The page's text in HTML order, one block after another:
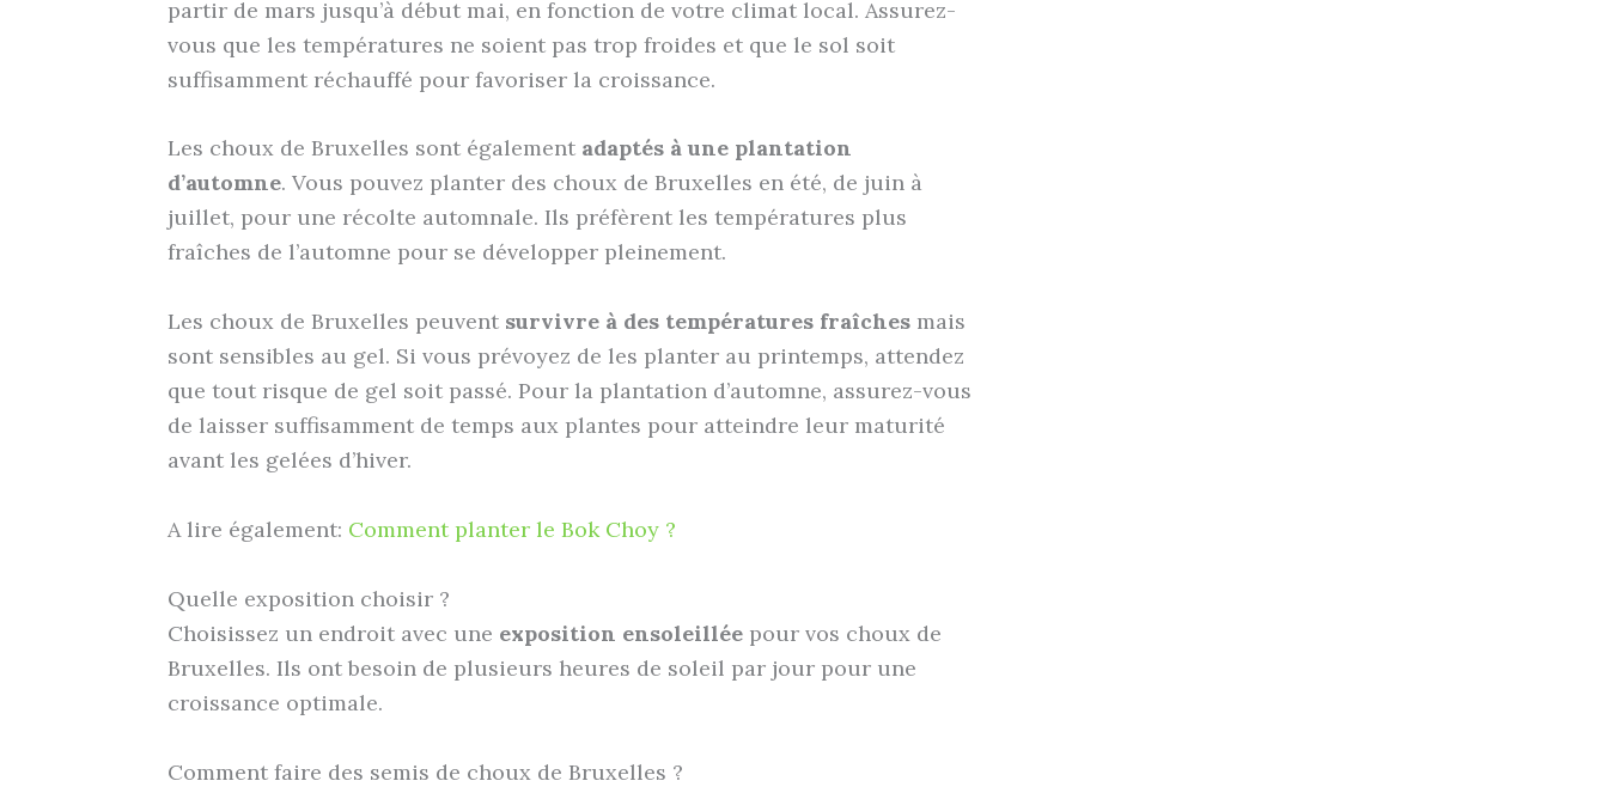
partir de mars jusqu’à début mai, en fonction de votre climat local. Assurez-
vous que les températures ne soient pas trop froides et que le sol soit
suffisamment réchauffé pour favoriser la croissance.
Les choux de Bruxelles sont également adaptés à une plantation
d’automne. Vous pouvez planter des choux de Bruxelles en été, de juin à
juillet, pour une récolte automnale. Ils préfèrent les températures plus
fraîches de l’automne pour se développer pleinement.
Les choux de Bruxelles peuvent survivre à des températures fraîches mais
sont sensibles au gel. Si vous prévoyez de les planter au printemps, attendez
que tout risque de gel soit passé. Pour la plantation d’automne, assurez-vous
de laisser suffisamment de temps aux plantes pour atteindre leur maturité
avant les gelées d’hiver.
A lire également: Comment planter le Bok Choy ?
Quelle exposition choisir ?
Choisissez un endroit avec une exposition ensoleillée pour vos choux de
Bruxelles. Ils ont besoin de plusieurs heures de soleil par jour pour une
croissance optimale.
Comment faire des semis de choux de Bruxelles ?